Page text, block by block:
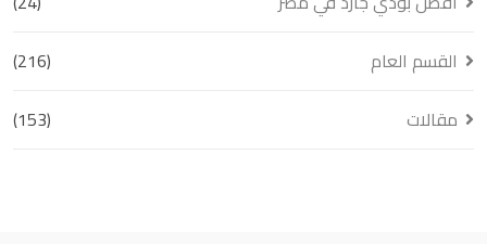
القسم العام
(216)
مقالات
(153)